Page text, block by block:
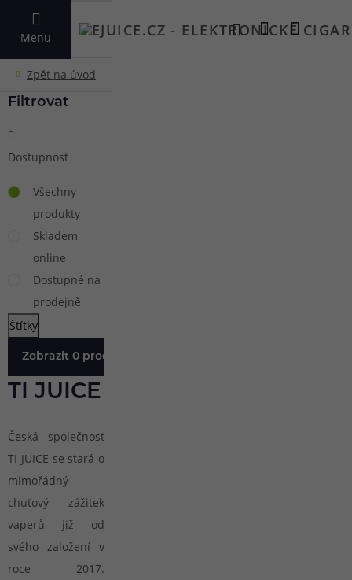
Menu
VYHLEDAT
Filtrovat
Dostupnost
Všechny
produkty
Skladem
online
Dostupné na
prodejně
Štítky
Zobrazit 0 produktů
TI JUICE
Česká společnost
TI JUICE se stará o
mimořádný
chuťový zážitek
vaperů již od
svého založení v
roce 2017.